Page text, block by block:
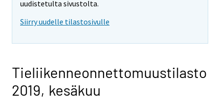
uudistetulta sivustolta.
Siirry uudelle tilastosivulle
Tieliikenneonnettomuustilasto
2019, kesäkuu